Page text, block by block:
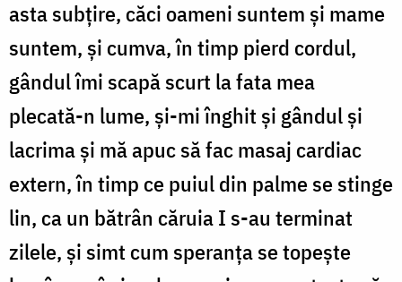
asta subțire, căci oameni suntem și mame
suntem, și cumva, în timp pierd cordul,
gândul îmi scapă scurt la fata mea
plecată-n lume, și-mi înghit și gândul și
lacrima și mă apuc să fac masaj cardiac
extern, în timp ce puiul din palme se stinge
lin, ca un bătrân căruia I s-au terminat
zilele, și simt cum speranța se topește